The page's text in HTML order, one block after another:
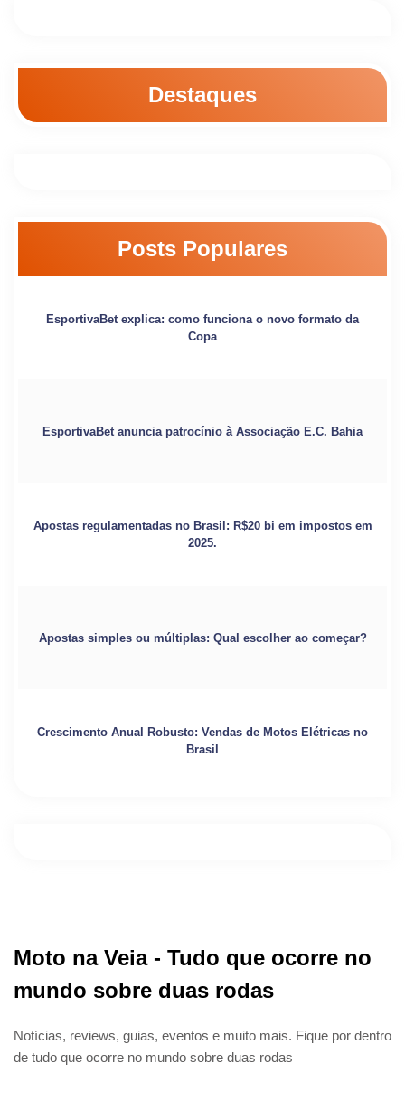
Destaques
Posts Populares
EsportivaBet explica: como funciona o novo formato da
Copa
EsportivaBet anuncia patrocínio à Associação E.C. Bahia
Apostas regulamentadas no Brasil: R$20 bi em impostos em
2025.
Apostas simples ou múltiplas: Qual escolher ao começar?
Crescimento Anual Robusto: Vendas de Motos Elétricas no
Brasil
Moto na Veia - Tudo que ocorre no
mundo sobre duas rodas
Notícias, reviews, guias, eventos e muito mais. Fique por dentro
de tudo que ocorre no mundo sobre duas rodas